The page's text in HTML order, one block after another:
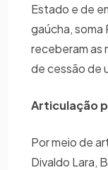
Estado e de
gaúcha, soma
receberam as
de cessão de
Articulação
Por meio de
Divaldo Lara,